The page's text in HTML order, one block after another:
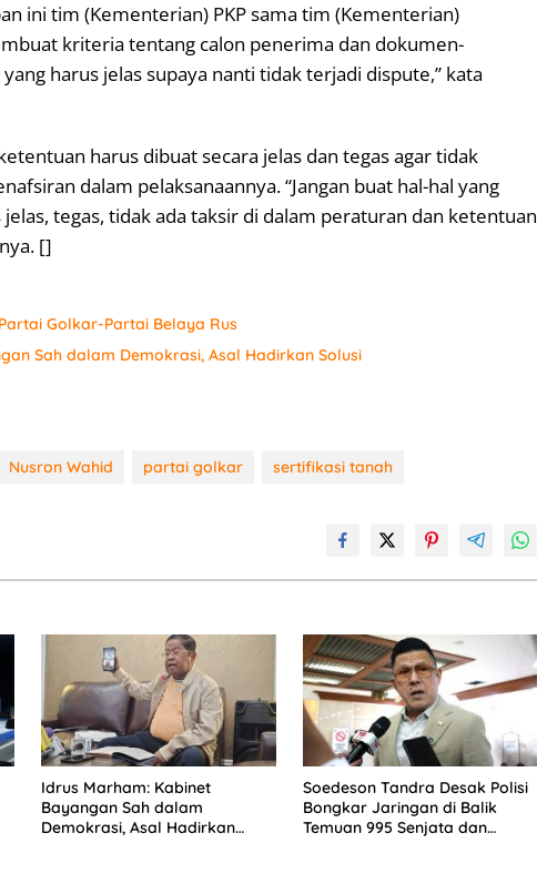
ini tim (Kementerian) PKP sama tim (Kementerian)
kriteria tentang calon penerima dan dokumen-
harus jelas supaya nanti tidak terjadi dispute,” kata
harus dibuat secara jelas dan tegas agar tidak
dalam pelaksanaannya. “Jangan buat hal-hal yang
tegas, tidak ada taksir di dalam peraturan dan ketentuan
[]
Golkar-Partai Belaya Rus
Sah dalam Demokrasi, Asal Hadirkan Solusi
Nusron Wahid partai golkar sertifikasi tanah
Idrus Marham: Kabinet
Bayangan Sah dalam
Demokrasi, Asal Hadirkan
Soedeson Tandra Desak Polisi
Bongkar Jaringan di Balik
Temuan 995 Senjata dan